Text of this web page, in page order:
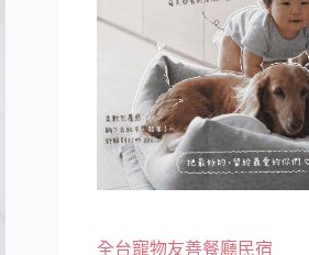
全台寵物友善餐廳民宿